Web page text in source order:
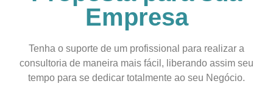
Empresa
Tenha o suporte de um profissional para realizar a
consultoria de maneira mais fácil, liberando assim seu
tempo para se dedicar totalmente ao seu Negócio.